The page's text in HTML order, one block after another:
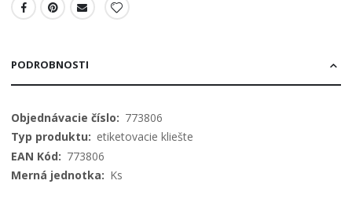
PODROBNOSTI
Viac
informácií
773806
etiketovacie kliešte
773806
Ks